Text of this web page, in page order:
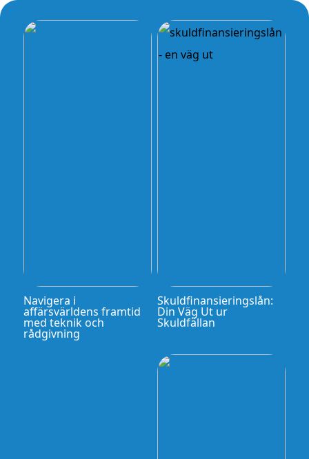
Navigera i
affärsvärldens framtid
med teknik och
rådgivning
Skuldfinansieringslån:
Din Väg Ut ur
Skuldfällan